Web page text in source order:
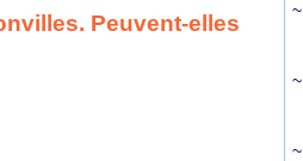
Peuvent-elles
~
~
~